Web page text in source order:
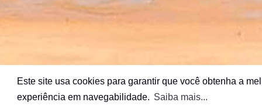
Este site usa cookies para garantir que você obtenha a
experiência em navegabilidade. Saiba mais...